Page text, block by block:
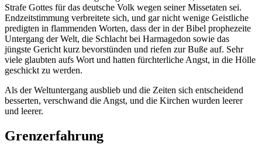
Strafe Gottes für das deutsche Volk wegen seiner Missetaten sei.
Endzeitstimmung verbreitete sich, und gar nicht wenige Geistliche
predigten in flammenden Worten, dass der in der Bibel prophezeite
Untergang der Welt, die Schlacht bei Harmagedon sowie das
jüngste Gericht kurz bevorstünden und riefen zur Buße auf. Sehr
viele glaubten aufs Wort und hatten fürchterliche Angst, in die Hölle
geschickt zu werden.
Als der Weltuntergang ausblieb und die Zeiten sich entscheidend
besserten, verschwand die Angst, und die Kirchen wurden leerer
und leerer.
Grenzerfahrung